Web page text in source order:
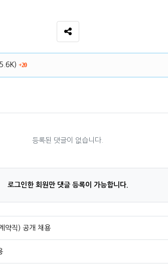
SNS 공유
크기 20회 다운로드
등록된 댓글이 없습니다.
로그인한 회원만 댓글 등록이 가능합니다.
약직) 공개 채용